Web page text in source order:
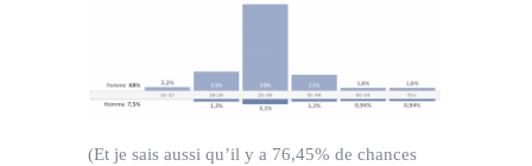
(Et je sais aussi qu’il y a 76,45% de chances